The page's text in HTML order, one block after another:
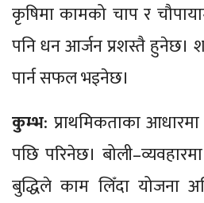
कृषिमा कामको चाप र
पनि धन आर्जन प्रशस्तै हुनेछ।
पार्न सफल भइनेछ।
कुम्भ: प्राथमिकताका
पछि परिनेछ।
बुद्धिले काम लिँदा योजना